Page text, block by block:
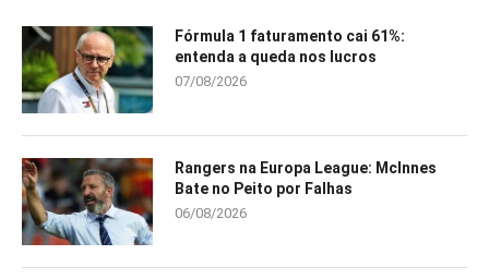
Fórmula 1 faturamento cai 61%:
entenda a queda nos lucros
07/08/2026
Rangers na Europa League: McInnes
Bate no Peito por Falhas
06/08/2026